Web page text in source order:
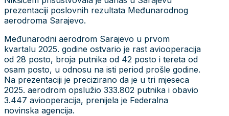
prezentaciji poslovnih rezultata Međunarodnog
aerodroma Sarajevo.
Međunarodni aerodrom Sarajevo u prvom
kvartalu 2025. godine ostvario je rast aviooperacija
od 28 posto, broja putnika od 42 posto i tereta od
osam posto, u odnosu na isti period prošle godine.
Na prezentaciji je precizirano da je u tri mjeseca
2025. aerodrom opslužio 333.802 putnika i obavio
3.447 aviooperacija, prenijela je Federalna
novinska agencija.